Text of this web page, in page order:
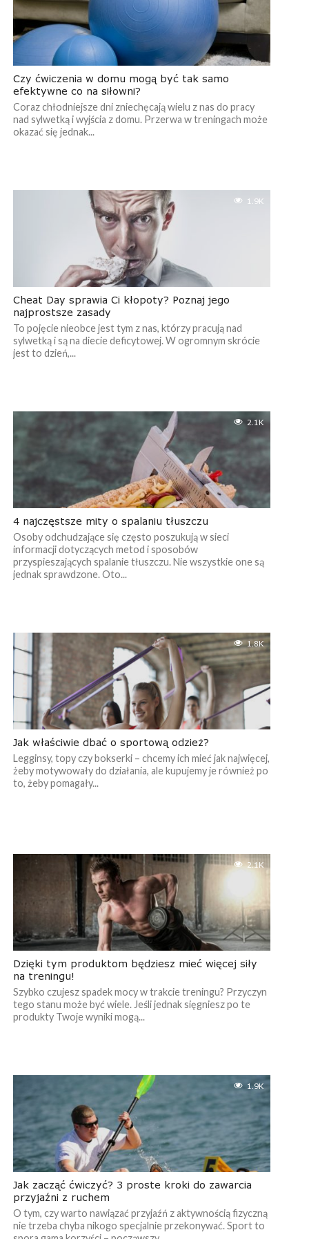
Czy ćwiczenia w domu mogą być tak samo
efektywne co na siłowni?
Coraz chłodniejsze dni zniechęcają wielu z nas do pracy
nad sylwetką i wyjścia z domu. Przerwa w treningach może
okazać się jednak...
1.9K
Cheat Day sprawia Ci kłopoty? Poznaj jego
najprostsze zasady
To pojęcie nieobce jest tym z nas, którzy pracują nad
sylwetką i są na diecie deficytowej. W ogromnym skrócie
jest to dzień,...
2.1K
4 najczęstsze mity o spalaniu tłuszczu
Osoby odchudzające się często poszukują w sieci
informacji dotyczących metod i sposobów
przyspieszających spalanie tłuszczu. Nie wszystkie one są
jednak sprawdzone. Oto...
1.8K
Jak właściwie dbać o sportową odzież?
Legginsy, topy czy bokserki – chcemy ich mieć jak najwięcej,
żeby motywowały do działania, ale kupujemy je również po
to, żeby pomagały...
2.1K
Dzięki tym produktom będziesz mieć więcej siły
na treningu!
Szybko czujesz spadek mocy w trakcie treningu? Przyczyn
tego stanu może być wiele. Jeśli jednak sięgniesz po te
produkty Twoje wyniki mogą...
1.9K
Jak zacząć ćwiczyć? 3 proste kroki do zawarcia
przyjaźni z ruchem
O tym, czy warto nawiązać przyjaźń z aktywnością fizyczną
nie trzeba chyba nikogo specjalnie przekonywać. Sport to